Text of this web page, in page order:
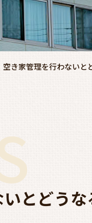
空き家管理を行わない
いとどう